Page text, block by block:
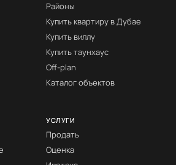
Районы
Купить квартиру в Дубае
Купить виллу
Купить таунхаус
Off-plan
Каталог объектов
УСЛУГИ
Продать
Оценка